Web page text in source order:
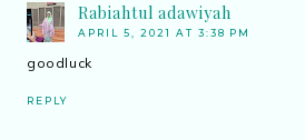
Rabiahtul adawiyah
APRIL 5, 2021 AT 3:38 PM
goodluck
REPLY